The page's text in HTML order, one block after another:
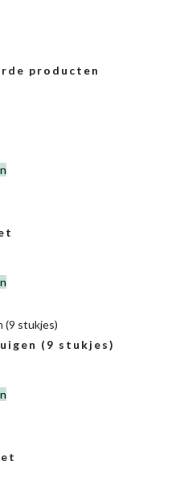
producten
(9 stukjes)